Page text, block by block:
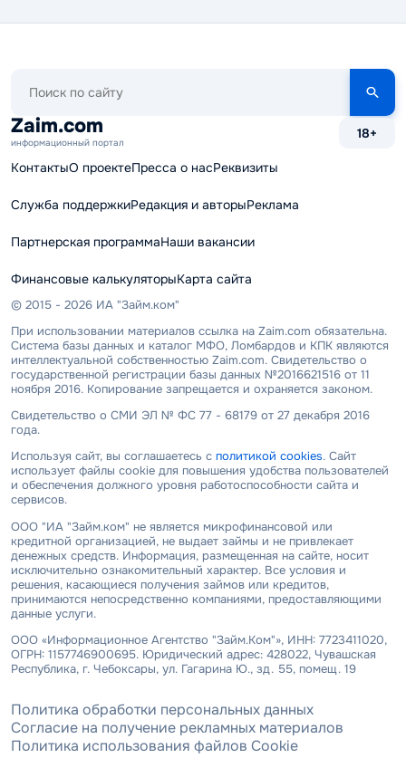
сайту
Zaim.com
информационный портал
18+
КонтактыО проектеПресса о насРеквизиты
Служба поддержкиРедакция и авторыРеклама
Партнерская программаНаши вакансии
Финансовые калькуляторыКарта сайта
© 2015 - 2026 ИА "Займ.ком"
При использовании материалов ссылка на Zaim.com обязательна.
Система базы данных и каталог МФО, Ломбардов и КПК являются
интеллектуальной собственностью Zaim.com. Свидетельство о
государственной регистрации базы данных №2016621516 от 11
ноября 2016. Копирование запрещается и охраняется законом.
Свидетельство о СМИ ЭЛ № ФС 77 - 68179 от 27 декабря 2016
года.
Используя сайт, вы соглашаетесь с политикой cookies. Сайт
использует файлы cookie для повышения удобства пользователей
и обеспечения должного уровня работоспособности сайта и
сервисов.
ООО "ИА "Займ.ком" не является микрофинансовой или
кредитной организацией, не выдает займы и не привлекает
денежных средств. Информация, размещенная на сайте, носит
исключительно ознакомительный характер. Все условия и
решения, касающиеся получения займов или кредитов,
принимаются непосредственно компаниями, предоставляющими
данные услуги.
ООО «Информационное Агентство "Займ.Ком"», ИНН: 7723411020,
ОГРН: 1157746900695. Юридический адрес: 428022, Чувашская
Республика, г. Чебоксары, ул. Гагарина Ю., зд. 55, помещ. 19
Политика обработки персональных данных
Согласие на получение рекламных материалов
Политика использования файлов Cookie